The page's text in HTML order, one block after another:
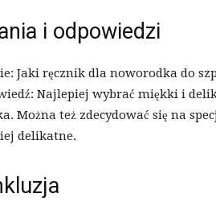
i odpowiedzi
Jaki ręcznik dla noworodka do
Najlepiej wybrać miękki i
Można też zdecydować się na
delikatne.